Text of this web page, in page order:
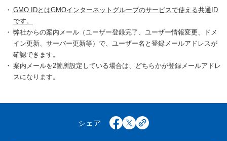
GMO IDとはGMOインターネットグループのサービスで使える共通ID
です。
弊社からの案内メール（ユーザー登録完了、ユーザー情報変更、ドメ
イン更新、サーバー更新等）で、ユーザー名と登録メールアドレスが
確認できます。
案内メールを2箇所設定している場合は、どちらかが登録メールアドレ
スになります。
シェア facebook
x copy